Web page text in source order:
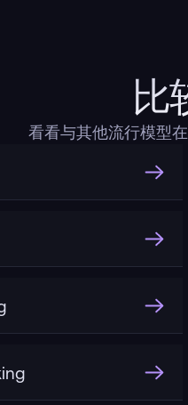
比
看看与其他流行模型